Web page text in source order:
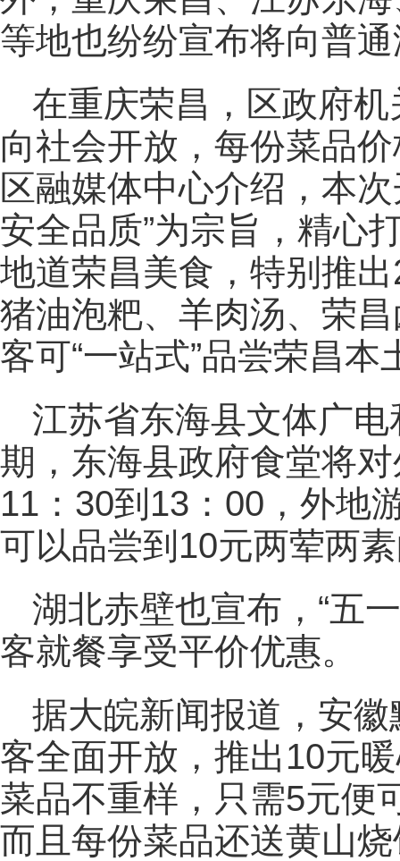
等地也纷纷宣布将向普
在重庆荣昌，区政府
向社会开放，每份菜品
区融媒体中心介绍，本
安全品质”为宗旨，精心
地道荣昌美食，特别推
猪油泡粑、羊肉汤、荣
客可“一站式”品尝荣昌本
江苏省东海县文体广电
期，东海县政府食堂将
11：30到13：00，外地
可以品尝到10元两荤两
湖北赤壁也宣布，“五
客就餐享受平价优惠。
据大皖新闻报道，安
客全面开放，推出10元
菜品不重样，只需5元便
而且每份菜品还送黄山